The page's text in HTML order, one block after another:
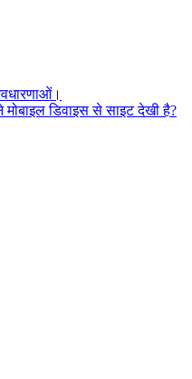
डिवाइस से साइट देखी है?